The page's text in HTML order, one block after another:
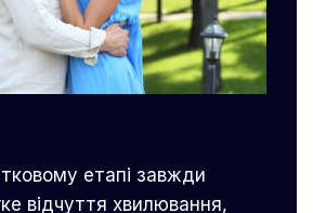
етапі завжди
відчуття хвилювання,